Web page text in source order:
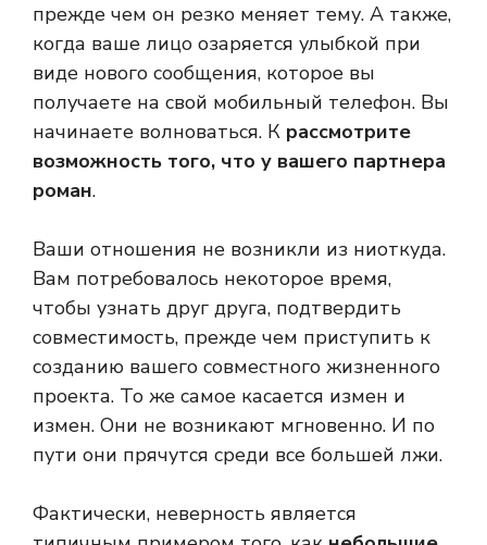
прежде чем он резко меняет тему. А также,
когда ваше лицо озаряется улыбкой при
виде нового сообщения, которое вы
получаете на свой мобильный телефон. Вы
начинаете волноваться. К рассмотрите
возможность того, что у вашего партнера
роман.
Ваши отношения не возникли из ниоткуда.
Вам потребовалось некоторое время,
чтобы узнать друг друга, подтвердить
совместимость, прежде чем приступить к
созданию вашего совместного жизненного
проекта. То же самое касается измен и
измен. Они не возникают мгновенно. И по
пути они прячутся среди все большей лжи.
Фактически, неверность является